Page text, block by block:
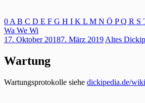
0 A B C D E F G H I K L M N Ö PQ R S
Wa We Wi
17. Oktober 20187. März 2019 Altes
Wartung
Wartungsprotokolle siehe dickipedia.de/